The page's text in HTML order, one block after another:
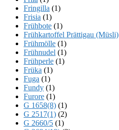
Fringilla (1)
Frisia (1)
Frühbote (1)
Frühkartoffel Prättigau (Müsli)
Frühmölle (1)
Frühnudel (1)
Frühperle (1)
Früka (1)
Fuga (1)
Fundy (1)
Furore (1)
G 1658(8) (1)
G 2517(1) (2)
G 2660/5 (1)